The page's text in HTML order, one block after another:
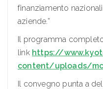
finanziamento
aziende.”
Il programma
link https://
content/uploads/
Il convegno punta a